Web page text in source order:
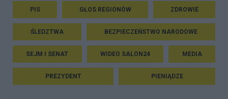
PIS GŁOS REGIONÓW ZDROWIE
ŚLEDZTWA BEZPIECZEŃSTWO NARODOWE
SEJM I SENAT WIDEO SALON24 MEDIA
PREZYDENT PIENIĄDZE